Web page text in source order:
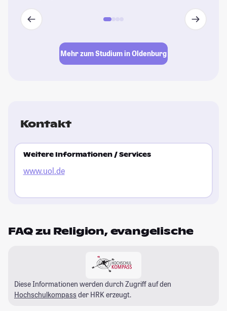
Mehr zum Studium in Oldenburg
Kontakt
Weitere Informationen / Services
www.uol.de
FAQ zu Religion, evangelische
Diese Informationen werden durch Zugriff auf den
Hochschulkompass der HRK erzeugt.